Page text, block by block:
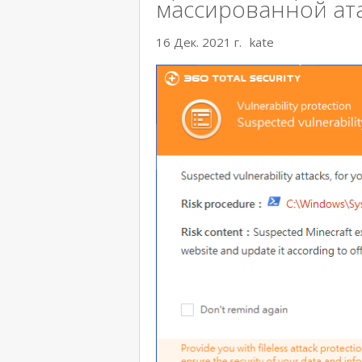
массированной
16 Дек. 2021 г. kate